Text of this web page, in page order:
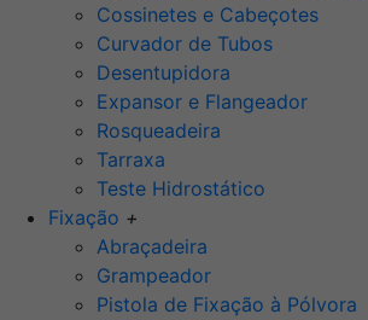
Cossinetes e Cabeçotes
Curvador de Tubos
Desentupidora
Expansor e Flangeador
Rosqueadeira
Tarraxa
Teste Hidrostático
Fixação +
Abraçadeira
Grampeador
Pistola de Fixação à Pólvora